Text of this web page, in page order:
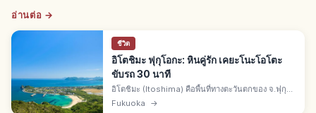
อ่านต่อ →
ชีวิต
อิโตชิมะ ฟุกุโอกะ: หินคู่รัก เคยะโนะโอโตะ
ขับรถ 30 นาที
อิโตชิมะ (Itoshima) คือพื้นที่ทางตะวันตกของ จ.ฟุกุโอ
กะ จากตัวเมืองขับรถ 30 นาที ฟุตามิงะอุระมีหินคู่รักเม
Fukuoka →